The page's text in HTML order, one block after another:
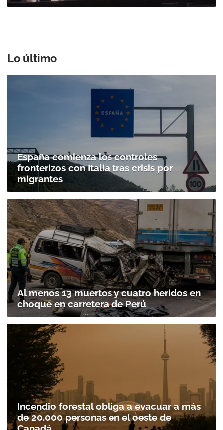
Lo último
España comienza los controles
fronterizos con Italia tras crisis por
migrantes
Al menos 13 muertos y cuatro heridos en
choque en carretera de Perú
Incendio forestal obliga a evacuar a más
de 20.000 personas en el oeste de